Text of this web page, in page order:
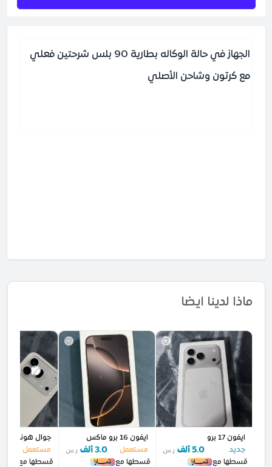
الجهاز في حالة الوكاله بطارية 90 بلس شرحتين فعلي
مع كرتون وشاحن الأصلي
ماذا لدينا ايضا
ايفون 17 برو
جديد
5.0 ألف ر.س
قسطها مع
ايفون 16 برو ماكس
مستعمل
3.0 ألف ر.س
قسطها مع
جوال هونر 600 برو
مستعمل
قسطها مع